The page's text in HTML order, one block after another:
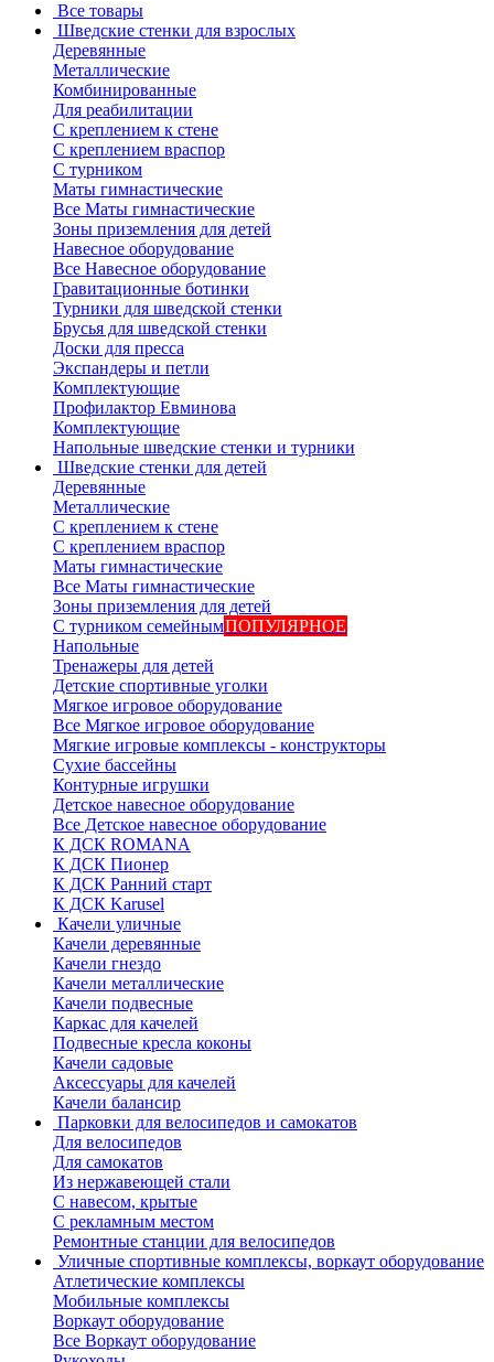
Все товары
Шведские стенки для взрослых
Деревянные
Металлические
Комбинированные
Для реабилитации
С креплением к стене
С креплением враспор
С турником
Маты гимнастические
Все Маты гимнастические
Зоны приземления для детей
Навесное оборудование
Все Навесное оборудование
Гравитационные ботинки
Турники для шведской стенки
Брусья для шведской стенки
Доски для пресса
Экспандеры и петли
Комплектующие
Профилактор Евминова
Комплектующие
Напольные шведские стенки и турники
Шведские стенки для детей
Деревянные
Металлические
С креплением к стене
С креплением враспор
Маты гимнастические
Все Маты гимнастические
Зоны приземления для детей
С турником семейнымПОПУЛЯРНОЕ
Напольные
Тренажеры для детей
Детские спортивные уголки
Мягкое игровое оборудование
Все Мягкое игровое оборудование
Мягкие игровые комплексы - конструкторы
Сухие бассейны
Контурные игрушки
Детское навесное оборудование
Все Детское навесное оборудование
К ДСК ROMANA
К ДСК Пионер
К ДСК Ранний старт
К ДСК Karusel
Качели уличные
Качели деревянные
Качели гнездо
Качели металлические
Качели подвесные
Каркас для качелей
Подвесные кресла коконы
Качели садовые
Аксессуары для качелей
Качели балансир
Парковки для велосипедов и самокатов
Для велосипедов
Для самокатов
Из нержавеющей стали
С навесом, крытые
С рекламным местом
Ремонтные станции для велосипедов
Уличные спортивные комплексы, воркаут оборудование
Атлетические комплексы
Мобильные комплексы
Воркаут оборудование
Все Воркаут оборудование